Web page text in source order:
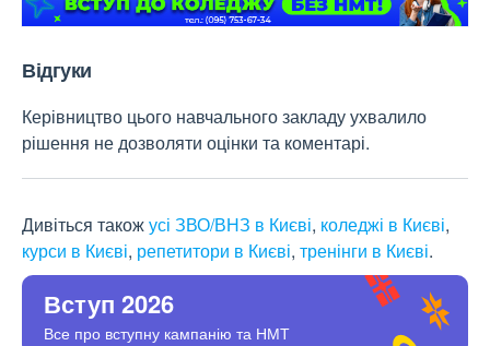
Відгуки
Керівництво цього навчального закладу ухвалило
рішення не дозволяти оцінки та коментарі.
Дивіться такожусі ЗВО/ВНЗ в Києві, коледжі в Києві,
курси в Києві, репетитори в Києві, тренінги в Києві.
Вступ 2026
Все про вступну кампанію та НМТ